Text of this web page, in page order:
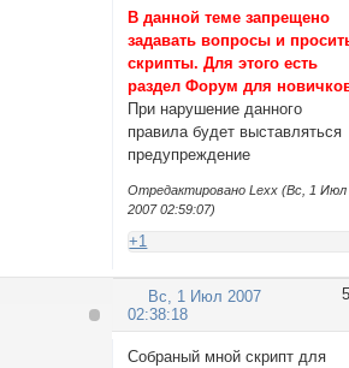
В данной теме запрещено
задавать вопросы и
скрипты. Для этого есть
разделФорум для
При нарушение данного
правила будет выставляться
предупреждение
Отредактировано Lexx (Вс, 1 Июл
2007 02:59:07)
+1
5
Вс, 1 Июл 2007
02:38:18
Собраный мной скрипт для